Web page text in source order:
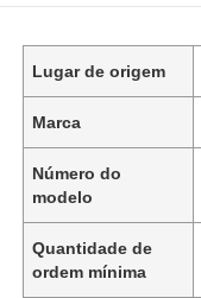
Lugar de origem
Marca
Número do
modelo
Quantidade de
ordem mínima